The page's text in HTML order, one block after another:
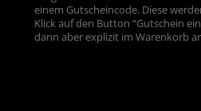
einem Gutscheincode. Diese
Klick auf den Button “Gutschein
dann aber explizit im Warenkorb